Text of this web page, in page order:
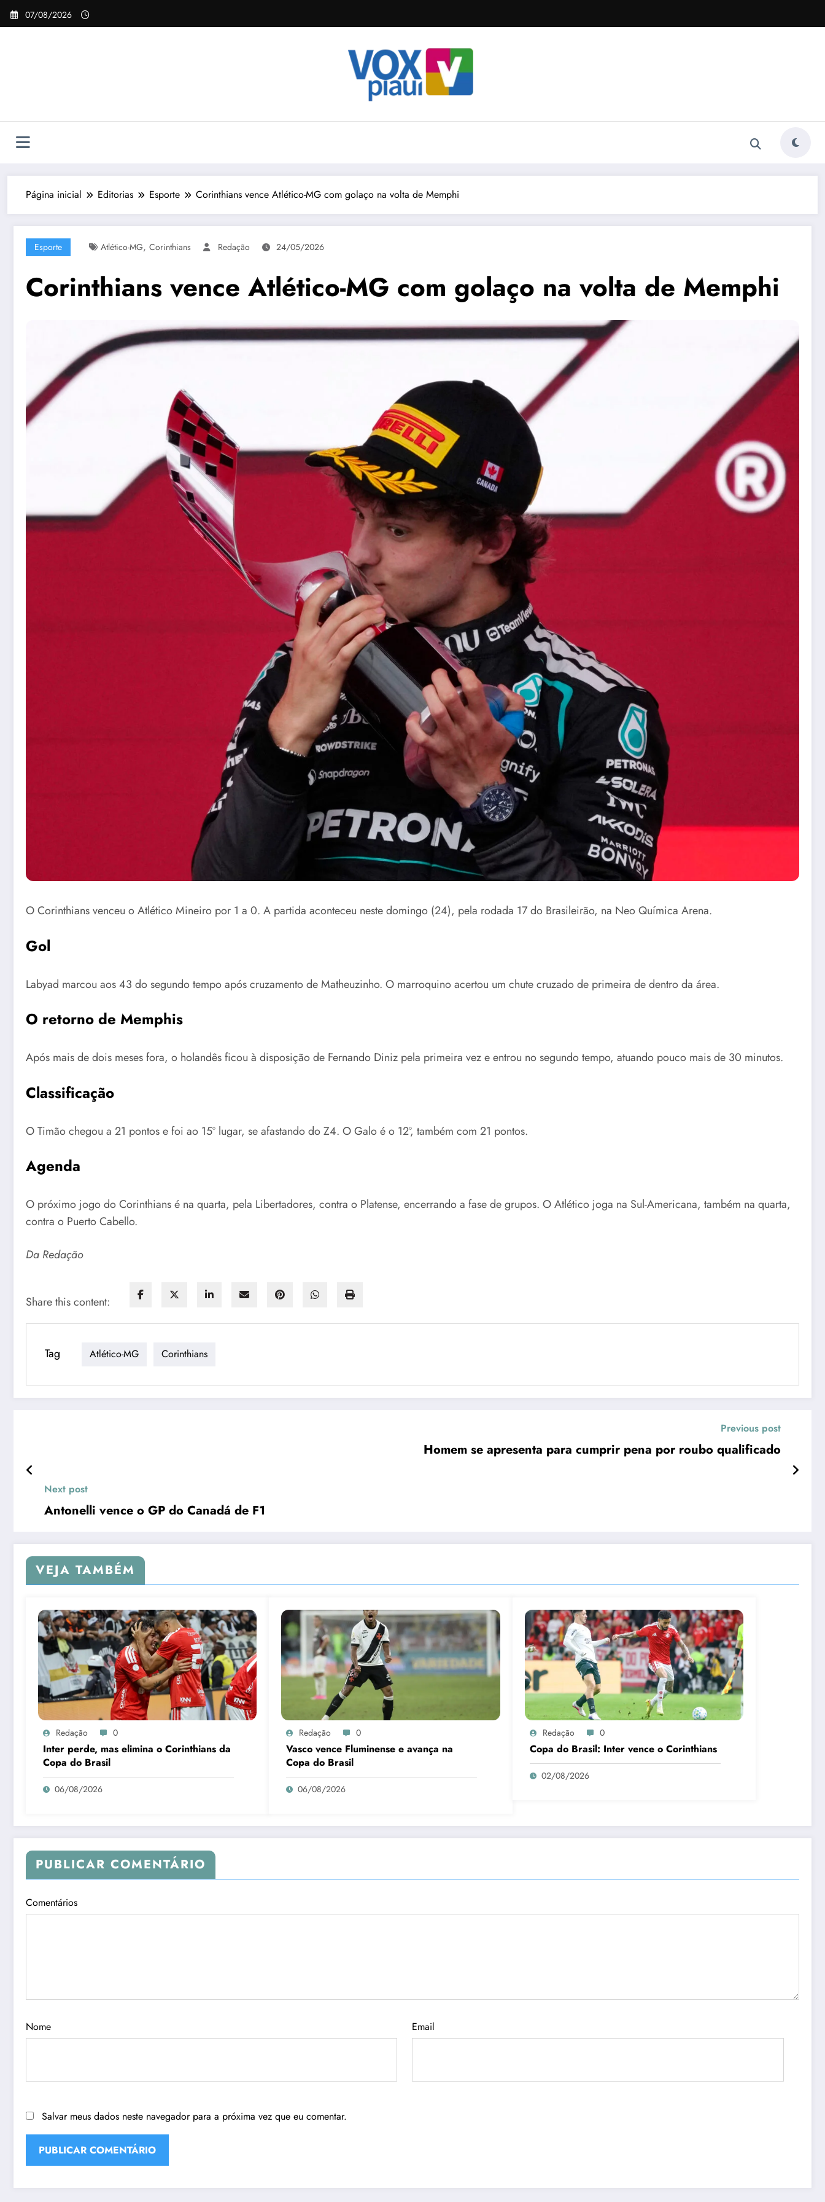
Pular
para
07/08/2026
Página inicial Editorias Esporte Corinthians vence Atlético-MG com golaço na volta de Memphi
Esporte Atlético-MG, Corinthians Redação 24/05/2026
Corinthians vence Atlético-MG com golaço na volta de Memphi
O Corinthians venceu o Atlético Mineiro por 1 a 0. A partida aconteceu neste domingo (24), pela rodada 17 do Brasileirão, na Neo Química Arena.
Gol
Labyad marcou aos 43 do segundo tempo após cruzamento de Matheuzinho. O marroquino acertou um chute cruzado de primeira de dentro da área.
O retorno de Memphis
Após mais de dois meses fora, o holandês ficou à disposição de Fernando Diniz pela primeira vez e entrou no segundo tempo, atuando pouco mais de 30 minutos.
Classificação
O Timão chegou a 21 pontos e foi ao 15º lugar, se afastando do Z4. O Galo é o 12º, também com 21 pontos.
Agenda
O próximo jogo do Corinthians é na quarta, pela Libertadores, contra o Platense, encerrando a fase de grupos. O Atlético joga na Sul-Americana, também na quarta,
contra o Puerto Cabello.
Da Redação
Share this content:
Tag Atlético-MG Corinthians
Previous post
Homem se apresenta para cumprir pena por roubo qualificado
Next post
Antonelli vence o GP do Canadá de F1
VEJA TAMBÉM
Redação 0
Inter perde, mas elimina o Corinthians da
Copa do Brasil
06/08/2026
Redação 0
Vasco vence Fluminense e avança na
Copa do Brasil
06/08/2026
Redação 0
Copa do Brasil: Inter vence o Corinthians
02/08/2026
PUBLICAR COMENTÁRIO
Comentários
Nome Email
Salvar meus dados neste navegador para a próxima vez que eu comentar.